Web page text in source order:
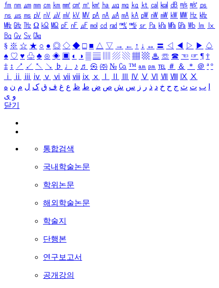
㎙ ㎚ ㎛ ㎜ ㎝ ㎞ ㎟ ㎠ ㎡ ㎢ ㏊ ㎍ ㎎ ㎏ ㏏ ㎈ ㎉ ㏈ ㎧ ㎨ ㎰
㎱ ㎲ ㎳ ㎴ ㎵ ㎶ ㎷ ㎸ ㎹ ㎀ ㎁ ㎂ ㎃ ㎄ ㎺ ㎻ ㎽ ㎾ ㎿ ㎐ ㎑
㎒ ㎓ ㎔ Ω ㏀ ㏁ ㎊ ㎋ ㎌ ㏖ ㏅ ㎭ ㎮ ㎯ ㏛ ㎩ ㎪ ㎫ ㎬ ㏝ ㏐
㏓
㏃ ㏉ ㏜ ㏆
§ ※ ☆ ★ ○ ● ◎ ◇ ◆ □ ■ △ ▽ → ← ↑ ↓ ↔ 〓 ◁ ◀ ▷ ▶ ♤
♠ ♡ ♥ ♧ ♣ ⊙ ◈ ▣ ◐ ◑ ▒ ▤ ▨ ▧ ▦ ▩ ♨ ☏ ☎ ☜ ☞ ¶ †
‡ ↕ ↗ ↙ ↖ ↘ ♭ ♩ ♪ ♬ ㉿ ㈜ № ㏇ ™ ㏂ ㏘ ℡ ＃ ＆ ＊ ＠ ª º
ⅰ
ⅱ ⅲ ⅳ ⅴ ⅵ ⅶ ⅷ ⅸ ⅹ Ⅳ Ⅴ Ⅵ Ⅶ Ⅷ Ⅸ Ⅹ
ب ت ث ج ح خ د ذ ر ز س ش ص ض ط ظ ع غ ف ق ک ل م ن ه
و ی
닫기
통합검색
국내학술논문
학위논문
해외학술논문
학술지
단행본
연구보고서
공개강의